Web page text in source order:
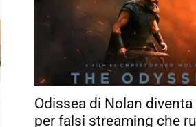
Odissea di Nolan diventa
per falsi streaming che